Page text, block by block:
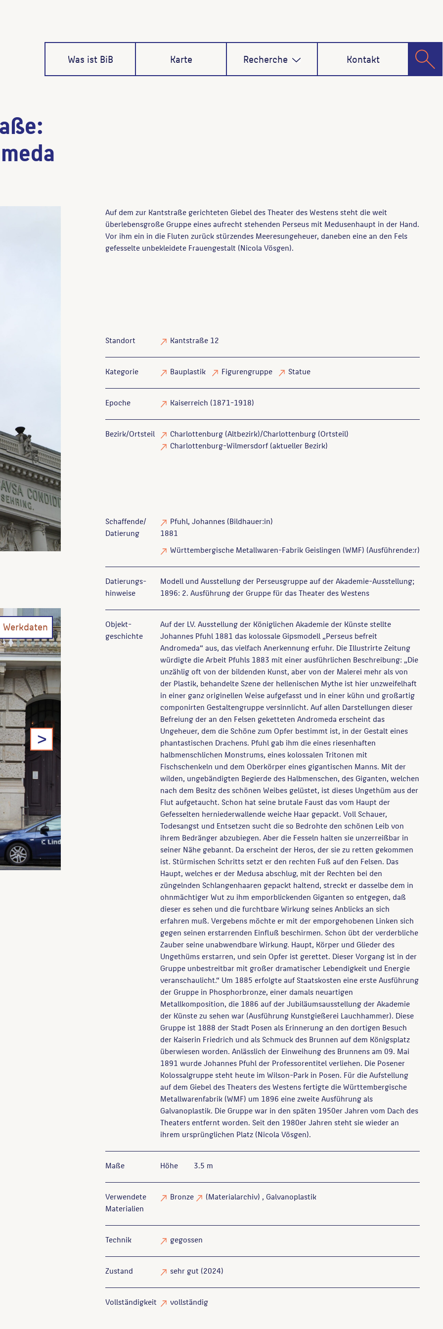
Was ist BiB Karte Recherche Kontakt
>
Auf dem zur Kantstraße gerichteten Giebel des Theater des Westens steht die weit
überlebensgroße Gruppe eines aufrecht stehenden Perseus mit Medusenhaupt in der Hand.
Vor ihm ein in die Fluten zurück stürzendes Meeresungeheuer, daneben eine an den Fels
gefesselte unbekleidete Frauengestalt (Nicola Vösgen).
Standort Kantstraße 12
Kategorie Bauplastik Figurengruppe Statue
Epoche Kaiserreich (1871-1918)
Bezirk/Ortsteil
Charlottenburg (Altbezirk)/Charlottenburg (Ortsteil)
Charlottenburg-Wilmersdorf (aktueller Bezirk)
Schaffende/
Datierung
Pfuhl, Johannes (Bildhauer:in)
1881
Württembergische Metallwaren-Fabrik Geislingen (WMF) (Ausführende:r)
Datierungs­
hinweise
Modell und Ausstellung der Perseusgruppe auf der Akademie-Ausstellung;
1896: 2. Ausführung der Gruppe für das Theater des Westens
Objekt­
geschichte
Auf der LV. Ausstellung der Königlichen Akademie der Künste stellte
Johannes Pfuhl 1881 das kolossale Gipsmodell „Perseus befreit
Andromeda“ aus, das vielfach Anerkennung erfuhr. Die Illustrirte Zeitung
würdigte die Arbeit Pfuhls 1883 mit einer ausführlichen Beschreibung: „Die
unzählig oft von der bildenden Kunst, aber von der Malerei mehr als von
der Plastik, behandelte Szene der hellenischen Mythe ist hier unzweifelhaft
in einer ganz originellen Weise aufgefasst und in einer kühn und großartig
componirten Gestaltengruppe versinnlicht. Auf allen Darstellungen dieser
Befreiung der an den Felsen geketteten Andromeda erscheint das
Ungeheuer, dem die Schöne zum Opfer bestimmt ist, in der Gestalt eines
phantastischen Drachens. Pfuhl gab ihm die eines riesenhaften
halbmenschlichen Monstrums, eines kolossalen Tritonen mit
Fischschenkeln und dem Oberkörper eines gigantischen Manns. Mit der
wilden, ungebändigten Begierde des Halbmenschen, des Giganten, welchen
nach dem Besitz des schönen Weibes gelüstet, ist dieses Ungethüm aus der
Flut aufgetaucht. Schon hat seine brutale Faust das vom Haupt der
Gefesselten herniederwallende weiche Haar gepackt. Voll Schauer,
Todesangst und Entsetzen sucht die so Bedrohte den schönen Leib von
ihrem Bedränger abzubiegen. Aber die Fesseln halten sie unzerreißbar in
seiner Nähe gebannt. Da erscheint der Heros, der sie zu retten gekommen
ist. Stürmischen Schritts setzt er den rechten Fuß auf den Felsen. Das
Haupt, welches er der Medusa abschlug, mit der Rechten bei den
züngelnden Schlangenhaaren gepackt haltend, streckt er dasselbe dem in
ohnmächtiger Wut zu ihm emporblickenden Giganten so entgegen, daß
dieser es sehen und die furchtbare Wirkung seines Anblicks an sich
erfahren muß. Vergebens möchte er mit der emporgehobenen Linken sich
gegen seinen erstarrenden Einfluß beschirmen. Schon übt der verderbliche
Zauber seine unabwendbare Wirkung. Haupt, Körper und Glieder des
Ungethüms erstarren, und sein Opfer ist gerettet. Dieser Vorgang ist in der
Gruppe unbestreitbar mit großer dramatischer Lebendigkeit und Energie
veranschaulicht.“ Um 1885 erfolgte auf Staatskosten eine erste Ausführung
der Gruppe in Phosphorbronze, einer damals neuartigen
Metallkomposition, die 1886 auf der Jubiläumsausstellung der Akademie
der Künste zu sehen war (Ausführung Kunstgießerei Lauchhammer). Diese
Gruppe ist 1888 der Stadt Posen als Erinnerung an den dortigen Besuch
der Kaiserin Friedrich und als Schmuck des Brunnen auf dem Königsplatz
überwiesen worden. Anlässlich der Einweihung des Brunnens am 09. Mai
1891 wurde Johannes Pfuhl der Professorentitel verliehen. Die Posener
Kolossalgruppe steht heute im Wilson-Park in Posen. Für die Aufstellung
auf dem Giebel des Theaters des Westens fertigte die Württembergische
Metallwarenfabrik (WMF) um 1896 eine zweite Ausführung als
Galvanoplastik. Die Gruppe war in den späten 1950er Jahren vom Dach des
Theaters entfernt worden. Seit den 1980er Jahren steht sie wieder an
ihrem ursprünglichen Platz (Nicola Vösgen).
Maße Höhe 3.5 m
Verwendete
Materialien
Bronze (Materialarchiv) , Galvanoplastik
Technik gegossen
Zustand sehr gut (2024)
Vollständigkeit vollständig